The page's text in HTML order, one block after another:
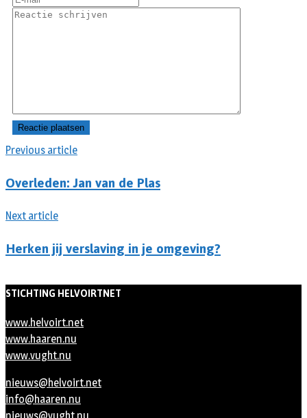
Previous article
Overleden: Jan van de Plas
Next article
Herken jij verslaving in je omgeving?
STICHTING HELVOIRTNET
www.helvoirt.net
www.haaren.nu
www.vught.nu
nieuws@helvoirt.net
info@haaren.nu